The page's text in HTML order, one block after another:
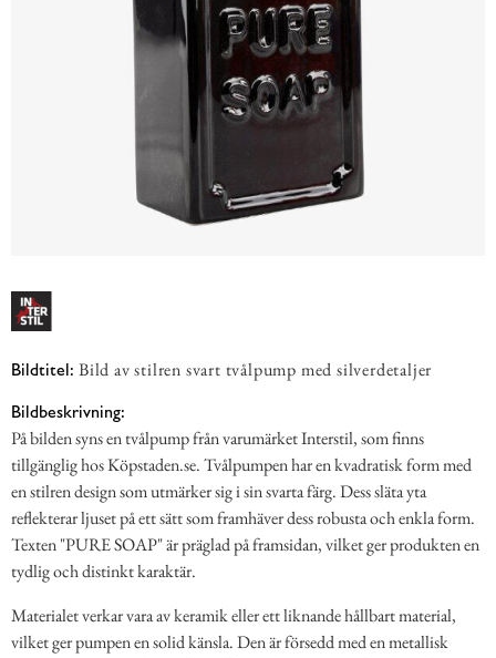
Bildtitel: Bild av stilren svart tvålpump med silverdetaljer
Bildbeskrivning:
På bilden syns en tvålpump från varumärket Interstil, som finns
tillgänglig hos Köpstaden.se. Tvålpumpen har en kvadratisk form med
en stilren design som utmärker sig i sin svarta färg. Dess släta yta
reflekterar ljuset på ett sätt som framhäver dess robusta och enkla form.
Texten "PURE SOAP" är präglad på framsidan, vilket ger produkten en
tydlig och distinkt karaktär.
Materialet verkar vara av keramik eller ett liknande hållbart material,
vilket ger pumpen en solid känsla. Den är försedd med en metallisk